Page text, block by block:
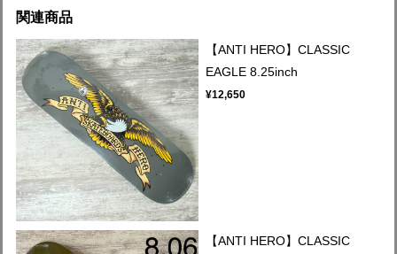
関連商品
【ANTI HERO】CLASSIC
EAGLE 8.25inch
¥12,650
【ANTI HERO】CLASSIC